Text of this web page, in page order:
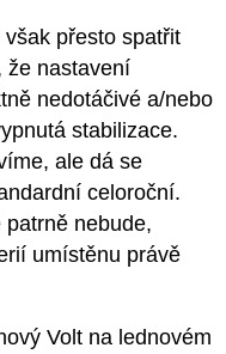
přesto spatřit
že nastavení
nedotáčivé a/nebo
stabilizace.
ale dá se
celoroční.
nebude,
umístěnu právě
Volt na lednovém